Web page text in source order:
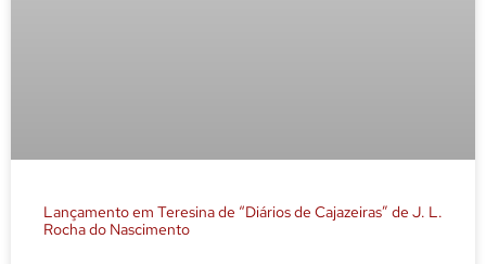
Lançamento em Teresina de “Diários de Cajazeiras” de J. L.
Rocha do Nascimento